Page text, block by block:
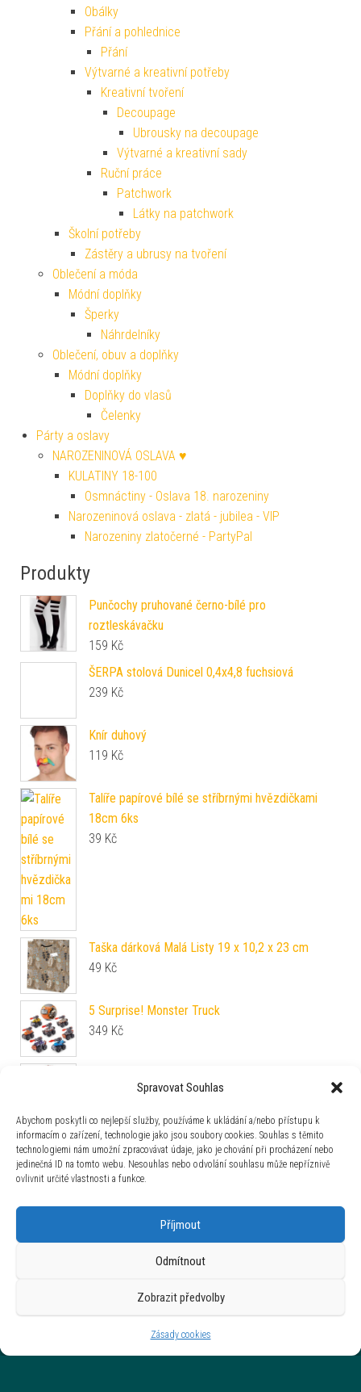
Spravovat Souhlas
Abychom poskytli co nejlepší služby, používáme k ukládání a/nebo přístupu k
informacím o zařízení, technologie jako jsou soubory cookies. Souhlas s těmito
technologiemi nám umožní zpracovávat údaje, jako je chování při procházení nebo
jedinečná ID na tomto webu. Nesouhlas nebo odvolání souhlasu může nepříznivě
ovlivnit určité vlastnosti a funkce.
Příjmout
Odmítnout
Zobrazit předvolby
Zásady cookies
Obálky
Přání a pohlednice
Přání
Výtvarné a kreativní potřeby
Kreativní tvoření
Decoupage
Ubrousky na decoupage
Výtvarné a kreativní sady
Ruční práce
Patchwork
Látky na patchwork
Školní potřeby
Zástěry a ubrusy na tvoření
Oblečení a móda
Módní doplňky
Šperky
Náhrdelníky
Oblečení, obuv a doplňky
Módní doplňky
Doplňky do vlasů
Čelenky
Párty a oslavy
NAROZENINOVÁ OSLAVA ♥
KULATINY 18-100
Osmnáctiny - Oslava 18. narozeniny
Narozeninová oslava - zlatá - jubilea - VIP
Narozeniny zlatočerné - PartyPal
Produkty
Punčochy pruhované černo-bílé pro
roztleskávačku
159 Kč
ŠERPA stolová Dunicel 0,4x4,8 fuchsiová
239 Kč
Knír duhový
119 Kč
Talíře papírové bílé se stříbrnými hvězdičkami
18cm 6ks
39 Kč
Taška dárková Malá Listy 19 x 10,2 x 23 cm
49 Kč
5 Surprise! Monster Truck
349 Kč
Zápichy do cupcakes Gamer 6 ks
79Kč
Kostým dámský Wednesday školní uniforma